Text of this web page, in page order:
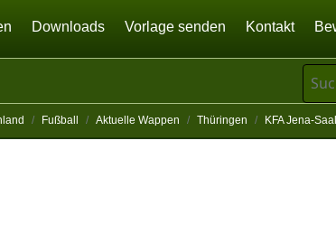
Downloads Vorlage senden Kontakt
Fußball Aktuelle Wappen Thüringen KFA Jena-